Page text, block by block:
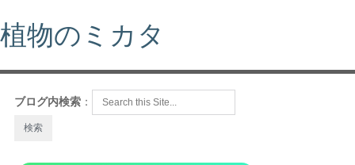
植物のミカタ
ブログ内検索 ：